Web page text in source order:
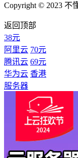
Copyright © 2023 不
返回顶部
38元
阿里云 70元
腾讯云 69元
华为云 香港
服务器